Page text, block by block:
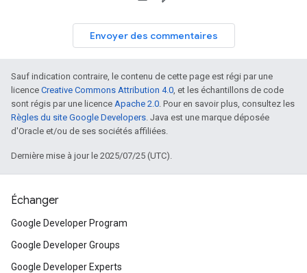
Envoyer des commentaires
Sauf indication contraire, le contenu de cette page est régi par une
licence Creative Commons Attribution 4.0, et les échantillons de code
sont régis par une licence Apache 2.0. Pour en savoir plus, consultez les
Règles du site Google Developers. Java est une marque déposée
d'Oracle et/ou de ses sociétés affiliées.
Dernière mise à jour le 2025/07/25 (UTC).
Échanger
Google Developer Program
Google Developer Groups
Google Developer Experts